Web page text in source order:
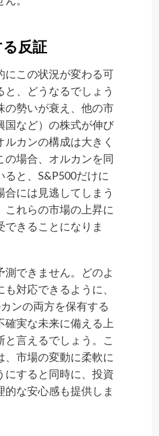
反証
にこの状況が変わる可
と、どうなるでしょう
の勢いが衰え、他の市
国など）の株式が伸び
ルカンの構成は大きく
の場合、オルカンを同
ると、S&P500だけに
合には見逃してしまう
これらの市場の上昇に
できることになりま
測できません。どのよ
対応できるように、
ンの両方を保有する
確実な未来に備える上
と言えるでしょう。こ
、市場の変動に柔軟に
にすると同時に、投資
的な安心感も提供しま